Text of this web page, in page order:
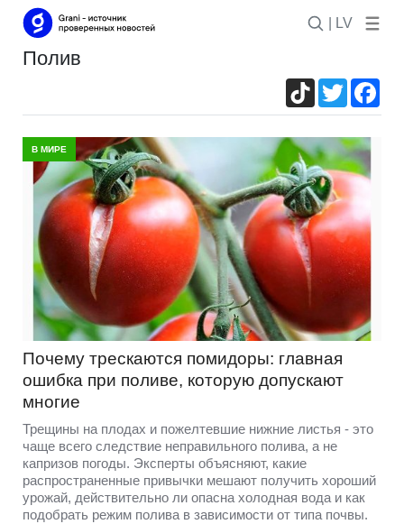
| LV
полив
TikTokTwitter
В МИРЕ
Почему трескаются помидоры: главная
ошибка при поливе, которую допускают
многие
Трещины на плодах и пожелтевшие нижние листья - это
чаще всего следствие неправильного полива, а не
капризов погоды. Эксперты объясняют, какие
распространенные привычки мешают получить хороший
урожай, действительно ли опасна холодная вода и как
подобрать режим полива в зависимости от типа почвы.